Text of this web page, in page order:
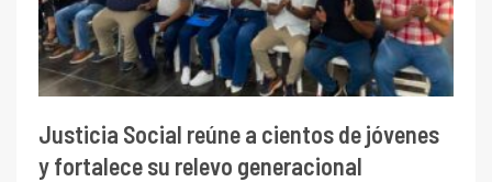
Justicia Social reúne a cientos de jóvenes
y fortalece su relevo generacional